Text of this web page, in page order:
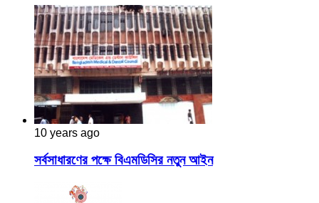
10 years ago
সর্বসাধারণের পক্ষে বিএমডিসির নতুন আইন